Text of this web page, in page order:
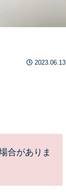
2023.06.13
合がありま